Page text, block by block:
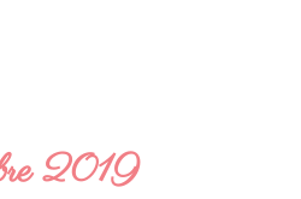
2019